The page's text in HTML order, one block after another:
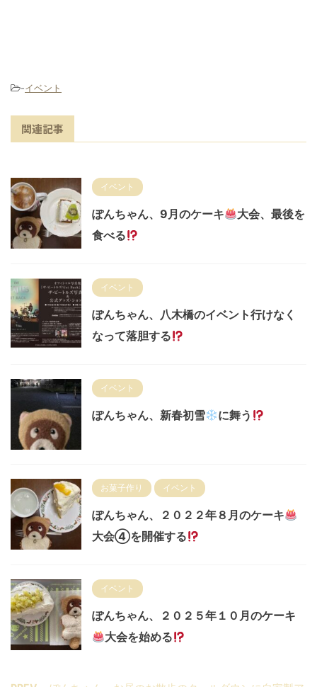
-イベント
関連記事
イベント
ぽんちゃん、9月のケーキ
大会、最後を
食べる
イベント
ぽんちゃん、八木橋のイベント行けなく
なって落胆する
イベント
ぽんちゃん、新春初雪 に舞う
お菓子作り イベント
ぽんちゃん、２０２２年８月のケーキ
大会④を開催する
イベント
ぽんちゃん、２０２５年１０月のケーキ
大会を始める